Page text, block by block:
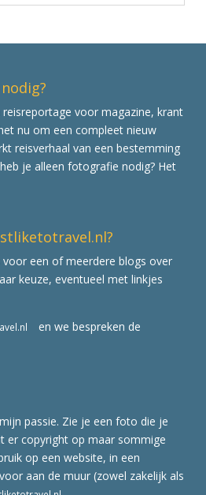
voor magazine, krant
nu om een compleet nieuw
reisverhaal van een bestemming
je alleen fotografie nodig? Het
een of meerdere blogs over
keuze, eventueel met linkjes
en we bespreken de
passie. Zie je een foto die je
er copyright op maar sommige
op een website, in een
aan de muur (zowel zakelijk als